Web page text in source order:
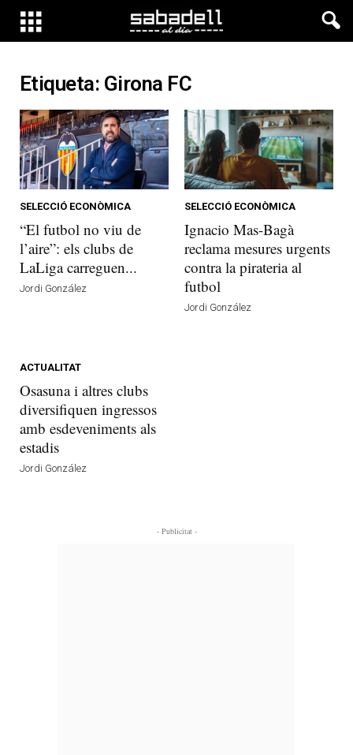
Etiqueta: Girona FC
SELECCIÓ ECONÒMICA
“El futbol no viu de
l’aire”: els clubs de
LaLiga carreguen...
Jordi González
SELECCIÓ ECONÒMICA
Ignacio Mas-Bagà
reclama mesures urgents
contra la pirateria al
futbol
Jordi González
ACTUALITAT
Osasuna i altres clubs
diversifiquen ingressos
amb esdeveniments als
estadis
Jordi González
- Publicitat -